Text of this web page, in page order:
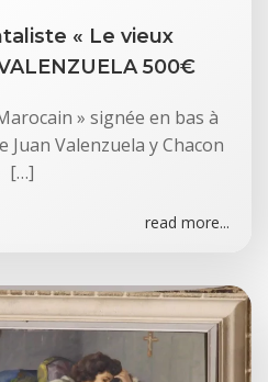
« Le vieux
500€
» signée en bas à
Juan Valenzuela y Chacon
[…]
read more...